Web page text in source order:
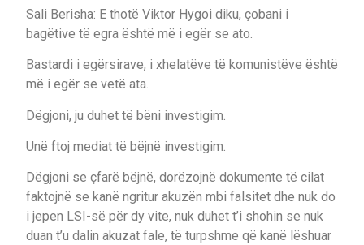
Sali Berisha: E thotë Viktor Hygoi diku, çobani i
bagëtive të egra është më i egër se ato.
Bastardi i egërsirave, i xhelatëve të komunistëve është
më i egër se vetë ata.
Dëgjoni, ju duhet të bëni investigim.
Unë ftoj mediat të bëjnë investigim.
Dëgjoni se çfarë bëjnë, dorëzojnë dokumente të cilat
faktojnë se kanë ngritur akuzën mbi falsitet dhe nuk do
i jepen LSI-së për dy vite, nuk duhet t’i shohin se nuk
duan t’u dalin akuzat fale, të turpshme që kanë lëshuar